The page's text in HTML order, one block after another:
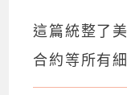
這篇統整了
合約等所有